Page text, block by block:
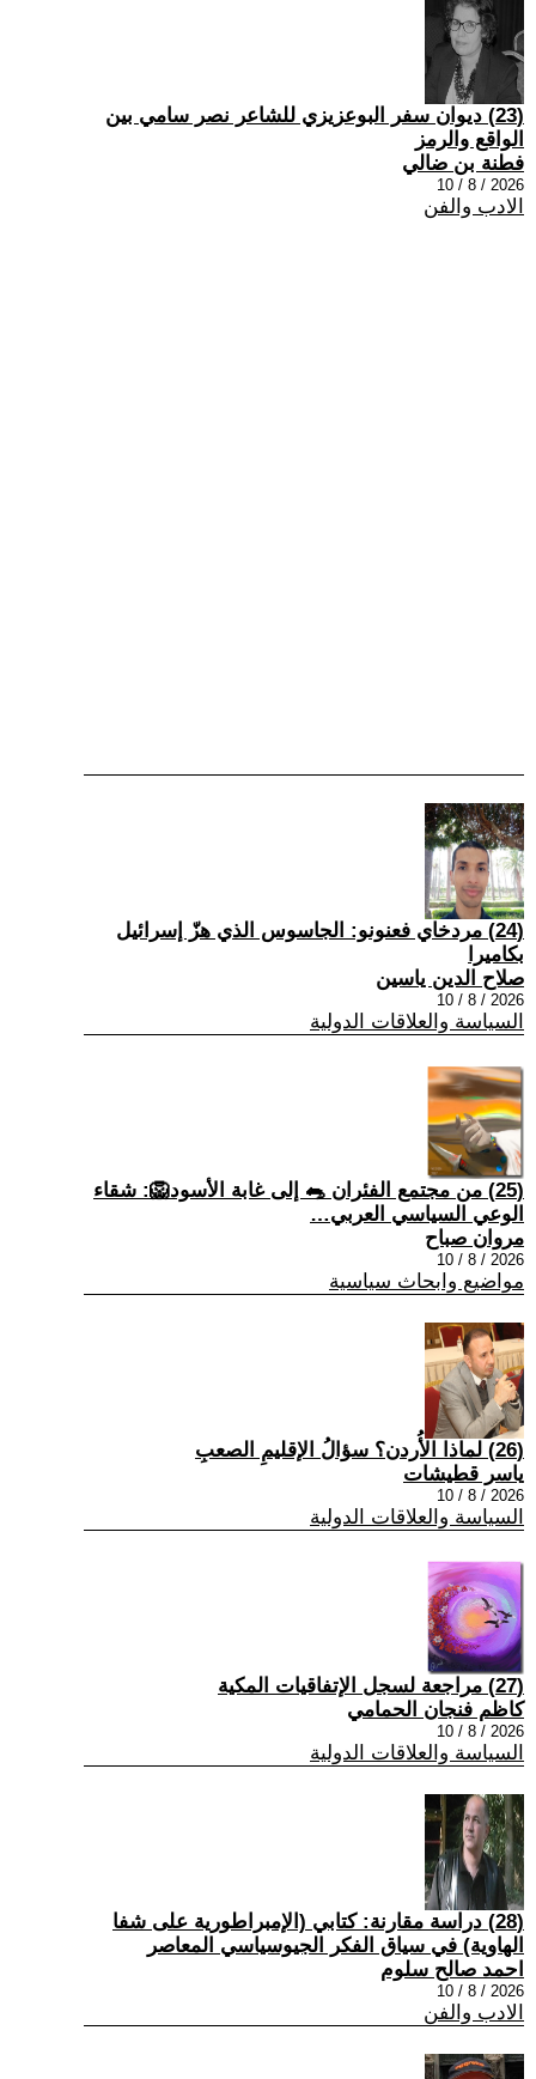
(23) ديوان سفر البوعزيزي للشاعر نصر سامي بين
الواقع والرمز
فطنة بن ضالي
2026 / 8 / 10
الادب والفن
(24) مردخاي فعنونو: الجاسوس الذي هزّ إسرائيل
بكاميرا
صلاح الدين ياسين
2026 / 8 / 10
السياسة والعلاقات الدولية
(25) من مجتمع الفئران 🐀 إلى غابة الأسود🦁: شقاء
الوعي السياسي العربي…
مروان صباح
2026 / 8 / 10
مواضيع وابحاث سياسية
(26) لماذا الأُردن؟ سؤالُ الإقليمِ الصعبِ
ياسر قطيشات
2026 / 8 / 10
السياسة والعلاقات الدولية
(27) مراجعة لسجل الإتفاقيات المكية
كاظم فنجان الحمامي
2026 / 8 / 10
السياسة والعلاقات الدولية
(28) دراسة مقارنة: كتابي (الإمبراطورية على شفا
الهاوية) في سياق الفكر الجيوسياسي المعاصر
احمد صالح سلوم
2026 / 8 / 10
الادب والفن